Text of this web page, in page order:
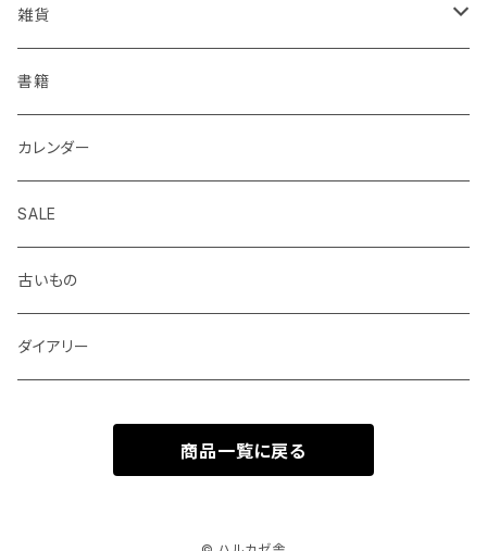
KOHINOOR
Helix
BIC
centropen
AUTOPOINT
PARKER
はらぺこめがね
ALASKA BUNGU
ノラヤ
杉本ふみ
みやしたゆみ
池田久美子
色鉛筆、クレヨン
封筒、ポチ袋
ハサミ、カッター、カッティングマット
修正液、修正テープ
パンチ、ステープラー
定規、テンプレート
クリップ、割ピン、画鋲、輪ゴム、状差し
消しゴム
ファイル、カルトン
スクラップブック、アルバム
伝票、領収書、納品書
メモカード、ラベルブック
マスキングテープ
付箋、シール
包装紙、紙袋
チケット、マッチラベル、切手
雑貨
ペンケース、お財布、ポーチ、カードケース
ブックカバー、栞、ブックスタンド
バッグ
バッジ、ブローチ、キーホルダー
ハンカチ、手ぬぐい
書籍
カレンダー
SALE
古いもの
ダイアリー
商品一覧に戻る